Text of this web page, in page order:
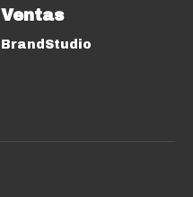
Ventas
BrandStudio